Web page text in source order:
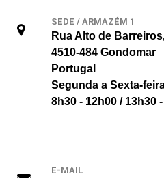
SEDE / ARMAZÉM 1
Rua Alto de
4510-484 Gondomar
Portugal
Segunda a Sexta-
8h30 - 12h00 / 13h30
E-MAIL